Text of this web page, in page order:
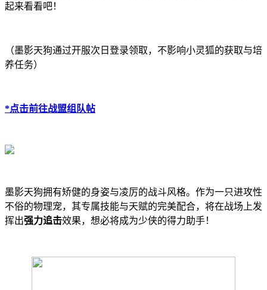
起来看看吧！
（墨影天狗通过开服次日登录领取，不影响小灵狐的获取与培
养任务）
*点击前往战盟组队帖
墨影天狗拥有矫健的身姿与凌厉的战斗风格。作为一只进攻性
不俗的物理宠，其专属技能与天赋的完美配合，将在战场上发
挥出强力追击效果，想必将成为少侠的得力助手！